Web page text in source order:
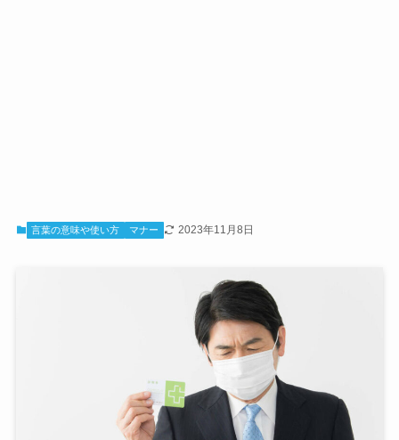
言葉の意味や使い方 マナー 2023年11月8日